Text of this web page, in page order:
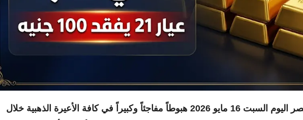
شهدت أسعار الذهب في مصر اليوم السبت 16 مايو 2026 هبوطاً مفاجئاً وكبيراً في كافة الأعيرة الذهبية خلال